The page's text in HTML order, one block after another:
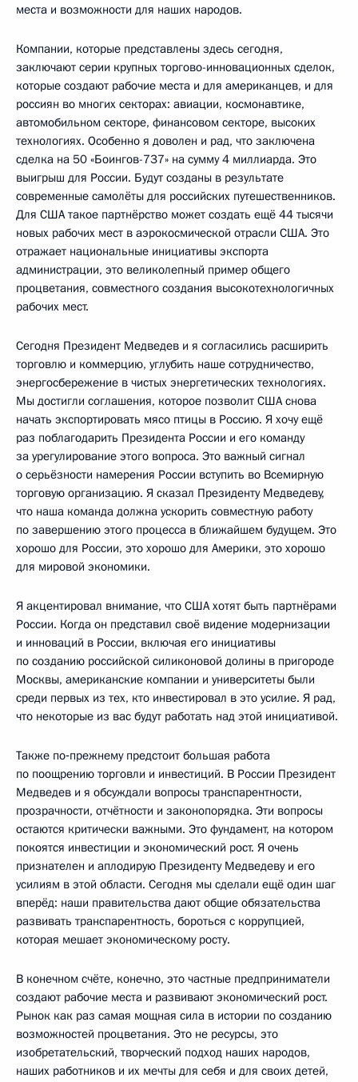
места и возможности для наших народов.
Компании, которые представлены здесь сегодня,
заключают серии крупных торгово-инновационных сделок,
которые создают рабочие места и для американцев, и для
россиян во многих секторах: авиации, космонавтике,
автомобильном секторе, финансовом секторе, высоких
технологиях. Особенно я доволен и рад, что заключена
сделка на 50 «Боингов-737» на сумму 4 миллиарда. Это
выигрыш для России. Будут созданы в результате
современные самолёты для российских путешественников.
Для США такое партнёрство может создать ещё 44 тысячи
новых рабочих мест в аэрокосмической отрасли США. Это
отражает национальные инициативы экспорта
администрации, это великолепный пример общего
процветания, совместного создания высокотехнологичных
рабочих мест.
Сегодня Президент Медведев и я согласились расширить
торговлю и коммерцию, углубить наше сотрудничество,
энергосбережение в чистых энергетических технологиях.
Мы достигли соглашения, которое позволит США снова
начать экспортировать мясо птицы в Россию. Я хочу ещё
раз поблагодарить Президента России и его команду
за урегулирование этого вопроса. Это важный сигнал
о серьёзности намерения России вступить во Всемирную
торговую организацию. Я сказал Президенту Медведеву,
что наша команда должна ускорить совместную работу
по завершению этого процесса в ближайшем будущем. Это
хорошо для России, это хорошо для Америки, это хорошо
для мировой экономики.
Я акцентировал внимание, что США хотят быть партнёрами
России. Когда он представил своё видение модернизации
и инноваций в России, включая его инициативы
по созданию российской силиконовой долины в пригороде
Москвы, американские компании и университеты были
среди первых из тех, кто инвестировал в это усилие. Я рад,
что некоторые из вас будут работать над этой инициативой.
Также по‑прежнему предстоит большая работа
по поощрению торговли и инвестиций. В России Президент
Медведев и я обсуждали вопросы транспарентности,
прозрачности, отчётности и законопорядка. Эти вопросы
остаются критически важными. Это фундамент, на котором
покоятся инвестиции и экономический рост. Я очень
признателен и аплодирую Президенту Медведеву и его
усилиям в этой области. Сегодня мы сделали ещё один шаг
вперёд: наши правительства дают общие обязательства
развивать транспарентность, бороться с коррупцией,
которая мешает экономическому росту.
В конечном счёте, конечно, это частные предприниматели
создают рабочие места и развивают экономический рост.
Рынок как раз самая мощная сила в истории по созданию
возможностей процветания. Это не ресурсы, это
изобретательский, творческий подход наших народов,
наших работников и их мечты для себя и для своих детей,